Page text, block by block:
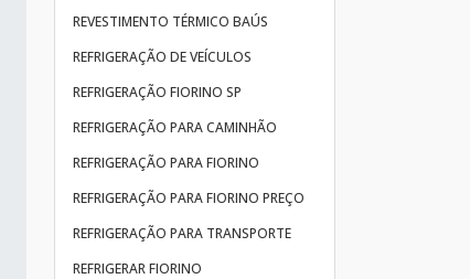
REVESTIMENTO TÉRMICO BAÚS
REFRIGERAÇÃO DE VEÍCULOS
REFRIGERAÇÃO FIORINO SP
REFRIGERAÇÃO PARA CAMINHÃO
REFRIGERAÇÃO PARA FIORINO
REFRIGERAÇÃO PARA FIORINO PREÇO
REFRIGERAÇÃO PARA TRANSPORTE
REFRIGERAR FIORINO